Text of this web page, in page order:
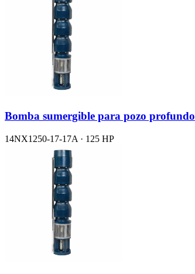
Bomba sumergible para pozo profundo
14NX1250-17-17A · 125 HP